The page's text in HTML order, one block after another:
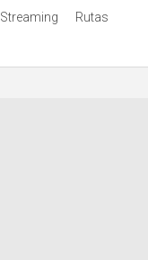
Streaming
Rutas